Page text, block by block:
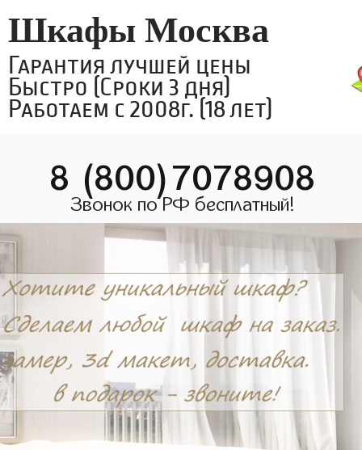
Шкафы Москва
Гарантия лучшей цены
Быстро (Сроки 3 дня)
Работаем с 2008г. (18 лет)
8 (800)7078908
Звонок по РФ бесплатный!